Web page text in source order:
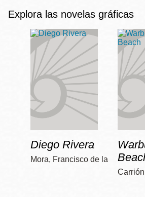
Explora las novelas gráficas
Diego Rivera
Mora, Francisco de la